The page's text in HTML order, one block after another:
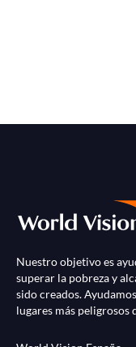
Nuestro objetivo es
superar la pobreza y
sido creados.
lugares más peligrosos